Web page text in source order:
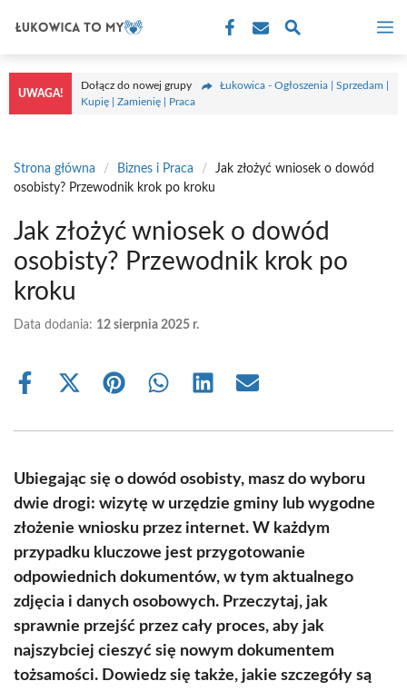
treści
UWAGA!
Dołącz do nowej grupy
Łukowica - Ogłoszenia | Sprzedam |
Kupię | Zamienię | Praca
Strona główna / Biznes i Praca /
Jak złożyć wniosek o dowód
osobisty? Przewodnik krok po kroku
Jak złożyć wniosek o dowód
osobisty? Przewodnik krok po
kroku
Data dodania: 12 sierpnia 2025 r.
Share
Share
(Twitter)
Share Share Share Share
Ubiegając się o dowód osobisty, masz do wyboru
dwie drogi: wizytę w urzędzie gminy lub wygodne
złożenie wniosku przez internet. W każdym
przypadku kluczowe jest przygotowanie
odpowiednich dokumentów, w tym aktualnego
zdjęcia i danych osobowych. Przeczytaj, jak
sprawnie przejść przez cały proces, aby jak
najszybciej cieszyć się nowym dokumentem
tożsamości. Dowiedz się także, jakie szczegóły są